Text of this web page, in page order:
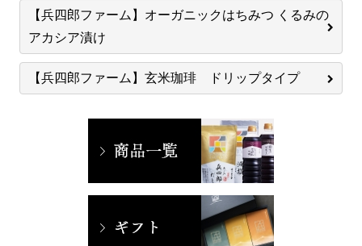
【兵四郎ファーム】オーガニックはちみつ くるみの
アカシア漬け
【兵四郎ファーム】玄米珈琲 ドリップタイプ